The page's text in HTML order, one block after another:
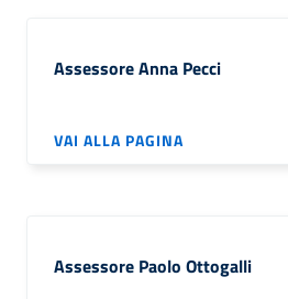
Assessore Anna Pecci
VAI ALLA PAGINA
Assessore Paolo Ottogalli